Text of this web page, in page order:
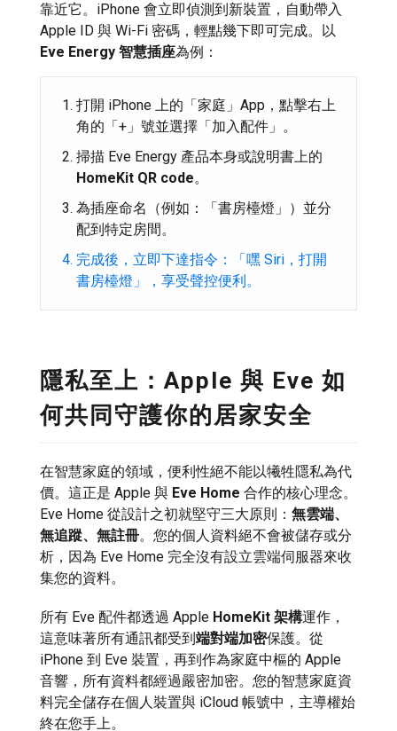
靠近它。iPhone 會立即偵測到新裝置，自動帶入
Apple ID 與 Wi-Fi 密碼，輕點幾下即可完成。以
Eve Energy 智慧插座為例：
打開 iPhone 上的「家庭」App，點擊右上
角的「+」號並選擇「加入配件」。
掃描 Eve Energy 產品本身或說明書上的
HomeKit QR code。
為插座命名（例如：「書房檯燈」）並分
配到特定房間。
完成後，立即下達指令：「嘿 Siri，打開
書房檯燈」，享受聲控便利。
隱私至上：Apple 與 Eve 如
何共同守護你的居家安全
在智慧家庭的領域，便利性絕不能以犧牲隱私為代
價。這正是 Apple 與 Eve Home 合作的核心理念。
Eve Home 從設計之初就堅守三大原則： 無雲端、
無追蹤、無註冊。您的個人資料絕不會被儲存或分
析，因為 Eve Home 完全沒有設立雲端伺服器來收
集您的資料。
所有 Eve 配件都透過 Apple HomeKit 架構運作，
這意味著所有通訊都受到 端對端加密保護。從
iPhone 到 Eve 裝置，再到作為家庭中樞的 Apple
音響，所有資料都經過嚴密加密。您的智慧家庭資
料完全儲存在個人裝置與 iCloud 帳號中，主導權始
終在您手上。